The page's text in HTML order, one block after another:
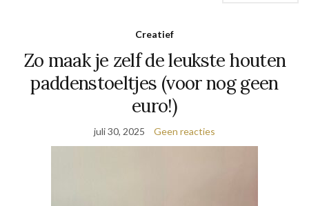
Creatief
Zo maak je zelf de leukste houten
paddenstoeltjes (voor nog geen
euro!)
juli 30, 2025 Geen reacties